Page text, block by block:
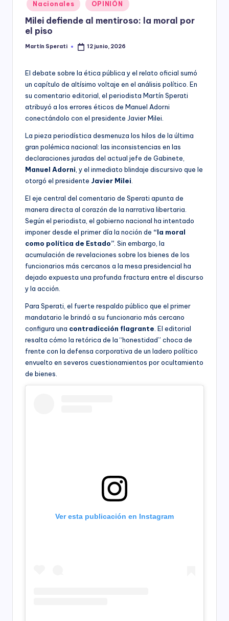
y
in
Nacionales OPINIÓN
Milei defiende al mentiroso: la moral por
el piso
Posted
Martín Sperati 12 junio, 2026
El debate sobre la ética pública y el relato oficial sumó
un capítulo de altísimo voltaje en el análisis político. En
su comentario editorial, el periodista Martín Sperati
atribuyó a los errores éticos de Manuel Adorni
conectándolo con el presidente Javier Milei.
La pieza periodística desmenuza los hilos de la última
gran polémica nacional: las inconsistencias en las
declaraciones juradas del actual jefe de Gabinete,
Manuel Adorni , y el inmediato blindaje discursivo que le
otorgó el presidente Javier Milei
El eje central del comentario de Sperati apunta de
manera directa al corazón de la narrativa libertaria.
Según el periodista, el gobierno nacional ha intentado
imponer desde el primer día la noción de “la moral
como política de Estado” . Sin embargo, la
acumulación de revelaciones sobre los bienes de los
funcionarios más cercanos a la mesa presidencial ha
dejado expuesta una profunda fractura entre el discurso
y la acción.
Para Sperati, el fuerte respaldo público que el primer
mandatario le brindó a su funcionario más cercano
configura una contradicción flagrante . El editorial
resalta cómo la retórica de la “honestidad” choca de
frente con la defensa corporativa de un ladero político
envuelto en severos cuestionamientos por ocultamiento
de bienes.
Ver esta publicación en Instagram